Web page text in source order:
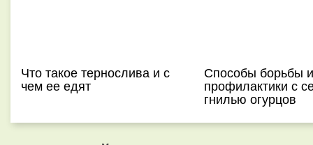
Что такое тернослива и с
чем ее едят
Способы борьбы и
профилактики с
гнилью огурцов